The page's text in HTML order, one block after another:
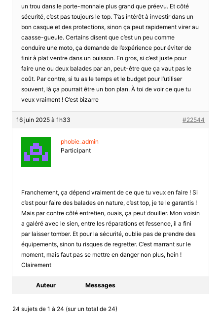
un trou dans le porte-monnaie plus grand que préevu. Et côté
sécurité, c’est pas toujours le top. T’as intérêt à investir dans un
bon casque et des protections, sinon ça peut rapidement virer au
caasse-gueule. Certains disent que c’est un peu comme
conduire une moto, ça demande de l’expérience pour éviter de
finir à plat ventre dans un buisson. En gros, si c’est juste pour
faire une ou deux balades par an, peut-être que ça vaut pas le
coût. Par contre, si tu as le temps et le budget pour l’utiliser
souvent, là ça pourrait être un bon plan. À toi de voir ce que tu
veux vraiment ! C’est bizarre
16 juin 2025 à 1h33 #22544
phobie_admin
Participant
Franchement, ça dépend vraiment de ce que tu veux en faire ! Si
c’est pour faire des balades en nature, c’est top, je te le garantis !
Mais par contre côté entretien, ouais, ça peut douiller. Mon voisin
a galéré avec le sien, entre les réparations et l’essence, il a fini
par laisser tomber. Et pour la sécurité, oublie pas de prendre des
équipements, sinon tu risques de regretter. C’est marrant sur le
moment, mais faut pas se mettre en danger non plus, hein !
Clairement
Auteur Messages
24 sujets de 1 à 24 (sur un total de 24)